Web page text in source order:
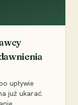
upływie
już ukarać.